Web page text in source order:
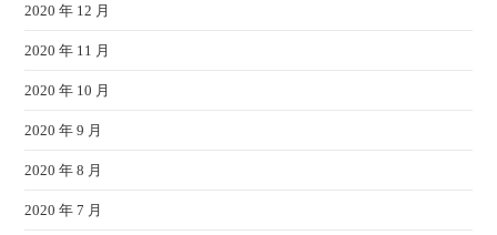
2020 年 12 月
2020 年 11 月
2020 年 10 月
2020 年 9 月
2020 年 8 月
2020 年 7 月